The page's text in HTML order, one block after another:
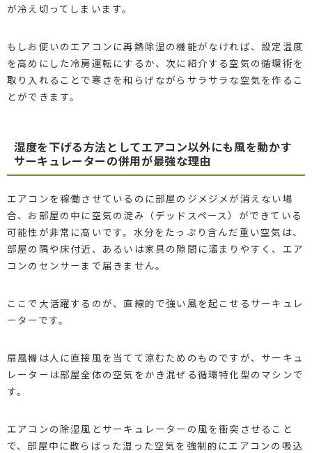
が冷え切ってしまいます。
もしお使いのエアコンに再熱除湿の機能がなければ、設定温度
を高めにした冷房運転にするか、次に紹介する空気の循環術を
取り入れることで寒さを和らげながらサラサラな空気を作るこ
とができます。
湿度を下げる方法としてエアコン以外にも風を動かす
サーキュレーターの併用が最強な理由
エアコンを稼働させているのに部屋のジメジメが消えない場
合、お部屋の中に空気の淀み（デッドスペース）ができている
可能性が非常に高いです。水分をたっぷり含んだ重い空気は、
部屋の隅や床付近、あるいは家具の隙間に溜まりやすく、エア
コンのセンサーまで届きません。
ここで大活躍するのが、直線的で強い風を起こせるサーキュレ
ーターです。
扇風機は人に直接風を当てて涼むためのものですが、サーキュ
レーターは部屋全体の空気をかき混ぜる循環特化型のマシンで
す。
エアコンの除湿風とサーキュレーターの風を衝突させること
で、部屋中に散らばった湿った空気を強制的にエアコンの吸込